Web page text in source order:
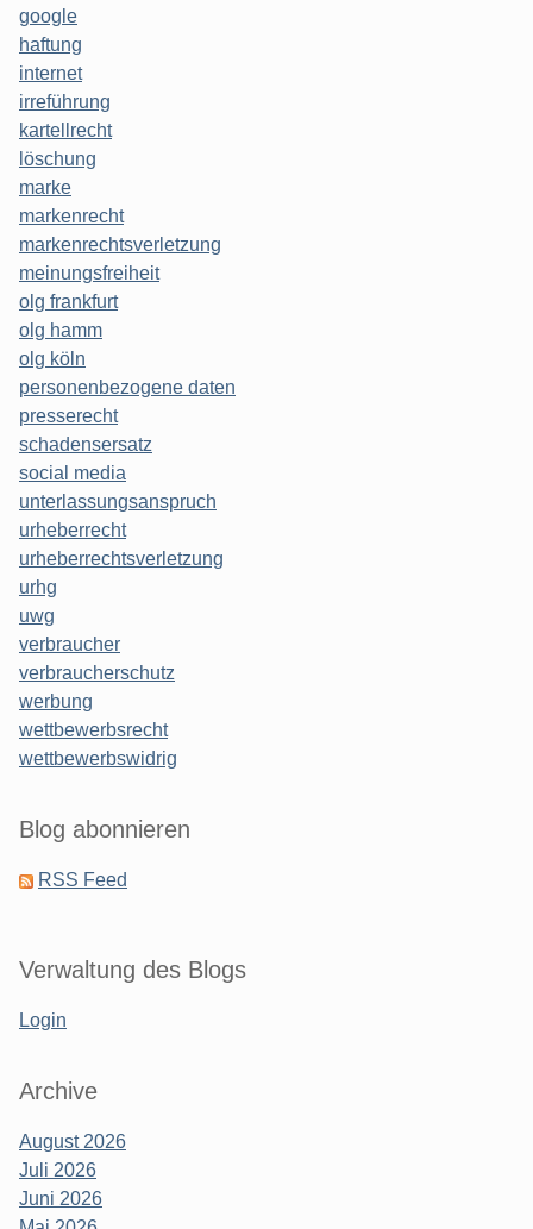
google
haftung
internet
irreführung
kartellrecht
löschung
marke
markenrecht
markenrechtsverletzung
meinungsfreiheit
olg frankfurt
olg hamm
olg köln
personenbezogene daten
presserecht
schadensersatz
social media
unterlassungsanspruch
urheberrecht
urheberrechtsverletzung
urhg
uwg
verbraucher
verbraucherschutz
werbung
wettbewerbsrecht
wettbewerbswidrig
Blog abonnieren
RSS Feed
Verwaltung des Blogs
Login
Archive
August 2026
Juli 2026
Juni 2026